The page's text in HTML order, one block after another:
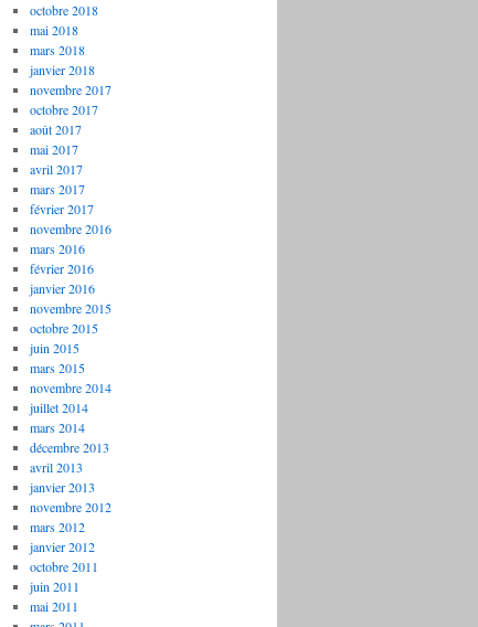
octobre 2018
mai 2018
mars 2018
janvier 2018
novembre 2017
octobre 2017
août 2017
mai 2017
avril 2017
mars 2017
février 2017
novembre 2016
mars 2016
février 2016
janvier 2016
novembre 2015
octobre 2015
juin 2015
mars 2015
novembre 2014
juillet 2014
mars 2014
décembre 2013
avril 2013
janvier 2013
novembre 2012
mars 2012
janvier 2012
octobre 2011
juin 2011
mai 2011